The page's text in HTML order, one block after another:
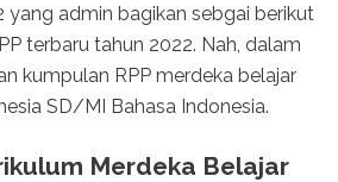
yang admin bagikan sebgai berikut
terbaru tahun 2022. Nah, dalam
kumpulan RPP merdeka belajar
SD/MI Bahasa Indonesia.
Merdeka Belajar